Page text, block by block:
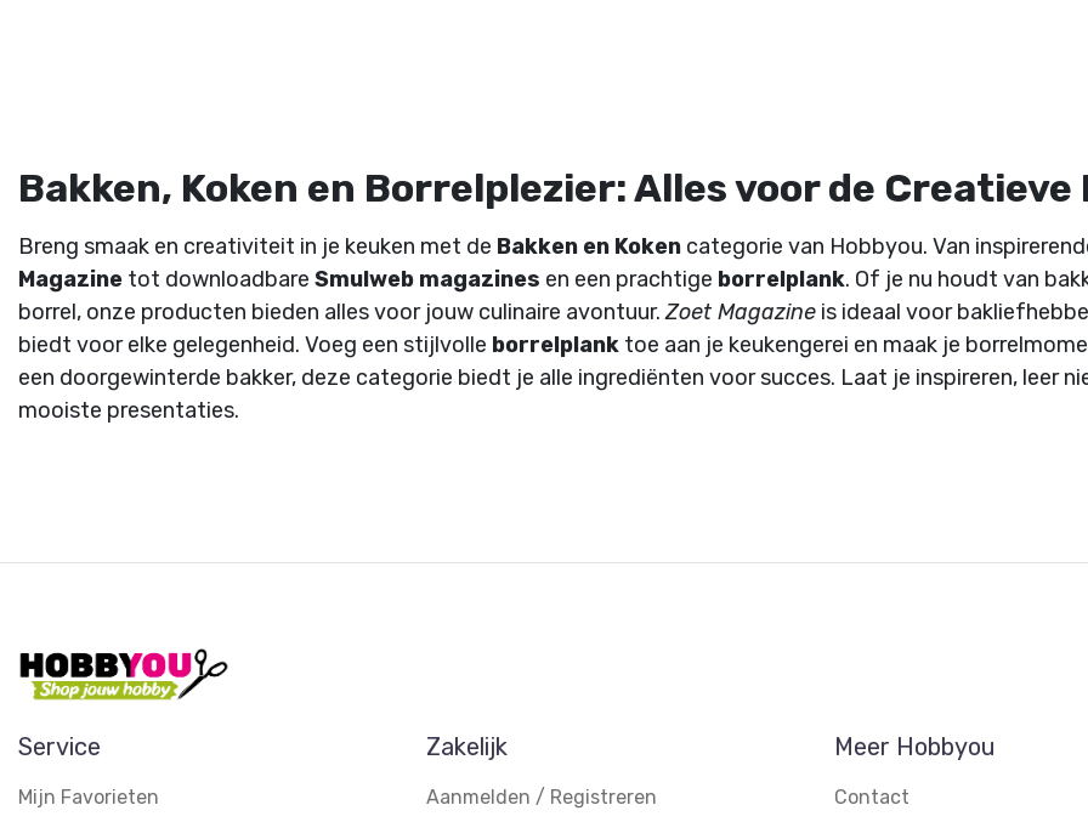
Bakken, Koken en Borrelplezier: Alles voor de Creatieve
Breng smaak en creativiteit in je keuken met de Bakken en Koken categorie van Hobbyou. Van
Magazine tot downloadbare Smulweb magazines en een prachtige borrelplank. Of je nu houdt van
borrel, onze producten bieden alles voor jouw culinaire avontuur.Zoet Magazine is ideaal voor
biedt voor elke gelegenheid. Voeg een stijlvolle borrelplank toe aan je keukengerei en maak je
een doorgewinterde bakker, deze categorie biedt je alle ingrediënten voor succes. Laat je inspireren, leer
mooiste presentaties.
Service
Mijn Favorieten
Zakelijk
Aanmelden / Registreren
Meer Hobbyou
Contact